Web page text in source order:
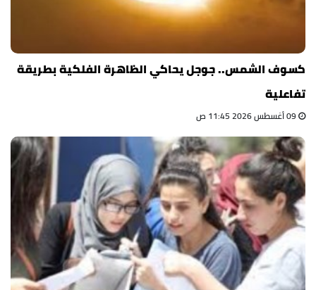
كسوف الشمس.. جوجل يحاكي الظاهرة الفلكية بطريقة
تفاعلية